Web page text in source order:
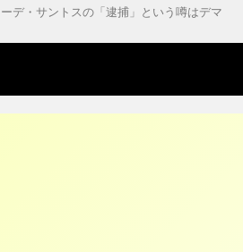
デ・サントスの「逮捕」という噂はデマ